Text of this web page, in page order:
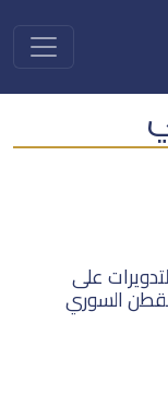
على
السوري